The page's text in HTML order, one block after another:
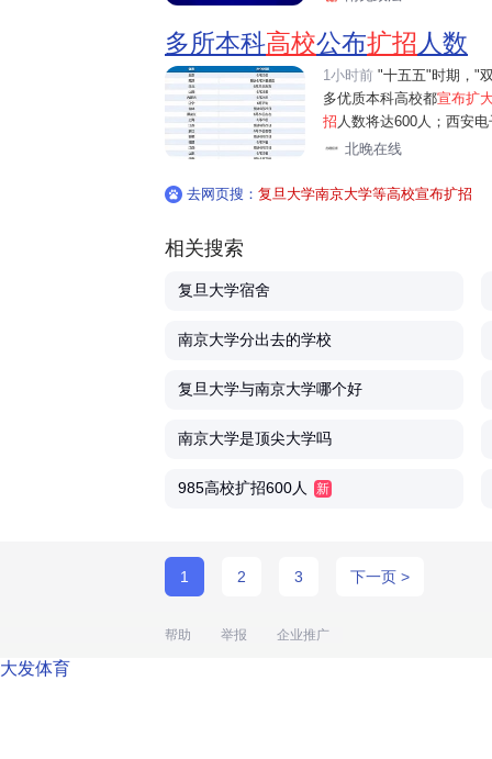
多所本科高校公布扩招 人数
1小时前 "十五五"时期，"
多优质本科高校都宣布扩
招 人数将达600人；西安
北晚在线
去网页搜： 复旦大学南京大学等高校宣布扩招
相关搜索
复旦大学宿舍
南京大学分出去的学校
复旦大学与南京大学哪个好
南京大学是顶尖大学吗
985高校扩招600人 新
1 2 3 下一页 >
帮助 举报 企业推广
大发体育